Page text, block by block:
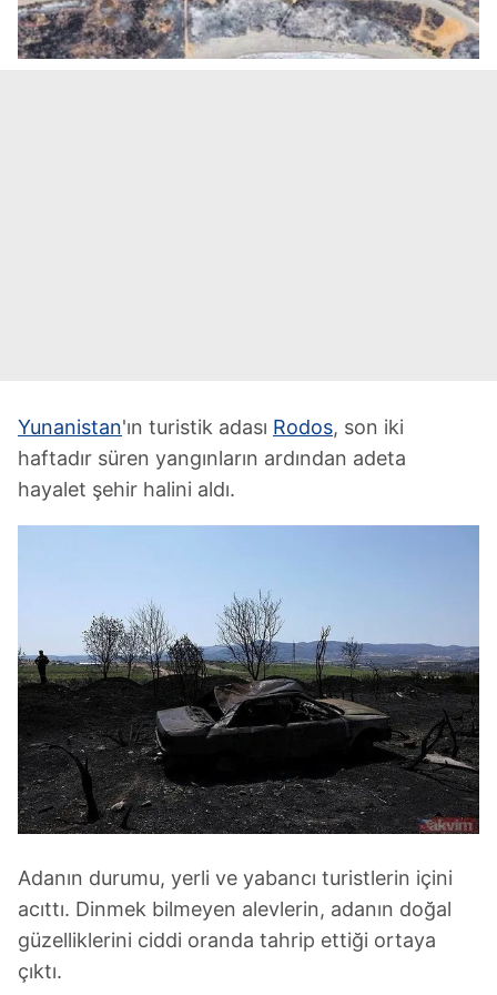
Yunanistan'ın turistik adası Rodos, son iki
haftadır süren yangınların ardından adeta
hayalet şehir halini aldı.
Adanın durumu, yerli ve yabancı turistlerin içini
acıttı. Dinmek bilmeyen alevlerin, adanın doğal
güzelliklerini ciddi oranda tahrip ettiği ortaya
çıktı.